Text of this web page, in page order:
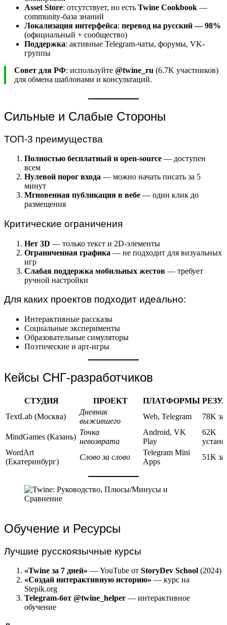
Asset Store: отсутствует, но есть Twine Cookbook —
community-база знаний
Локализация интерфейса: перевод на русский — 98%
(официальный + сообщество)
Поддержка: активные Telegram-чаты, форумы, VK-
группы
Совет для РФ: используйте @twine_ru (6.7K участников)
для обмена шаблонами и консультаций.
Сильные и Слабые Стороны
ТОП-3 преимущества
Полностью бесплатный и open-source — доступен
всем
Нулевой порог входа — можно начать писать за 5
минут
Мгновенная публикация в вебе — один клик до
размещения
Критические ограничения
Нет 3D — только текст и 2D-элементы
Ограниченная графика — не подходит для визуальных
игр
Слабая поддержка мобильных жестов — требует
ручной настройки
Для каких проектов подходит идеально:
Интерактивные рассказы
Социальные эксперименты
Образовательные симуляторы
Поэтические и арт-игры
Кейсы СНГ-разработчиков
СТУДИЯ ПРОЕКТ ПЛАТФОРМЫ
TextLab (Москва)
Дневник
выжившего
Web, Telegram 78K
MindGames (Казань)
Точка
невозврата
Android, VK
Play
62K
WordArt
(Екатеринбург)
Слово за слово
Telegram Mini
Apps
51K
Обучение и Ресурсы
Лучшие русскоязычные курсы
«Twine за 7 дней» — YouTube от StoryDev School (2024)
«Создай интерактивную историю» — курс на
Stepik.org
Telegram-бот @twine_helper — интерактивное
обучение